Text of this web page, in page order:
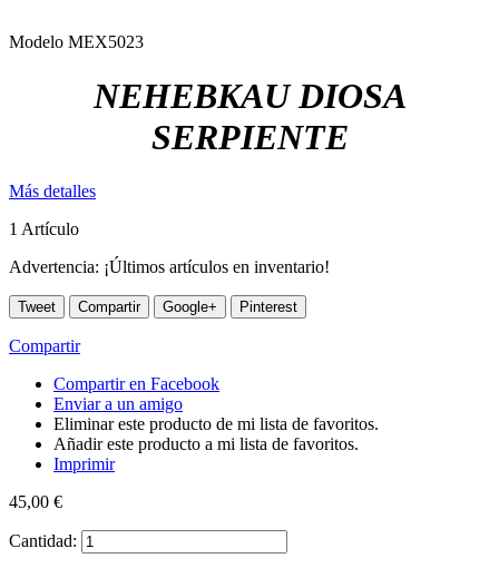
Modelo MEX5023
NEHEBKAU DIOSA
SERPIENTE
Más detalles
1 Artículo
Advertencia: ¡Últimos artículos en inventario!
Tweet Compartir Google+ Pinterest
Compartir
Compartir en Facebook
Enviar a un amigo
Eliminar este producto de mi lista de favoritos.
Añadir este producto a mi lista de favoritos.
Imprimir
45,00 €
Cantidad: